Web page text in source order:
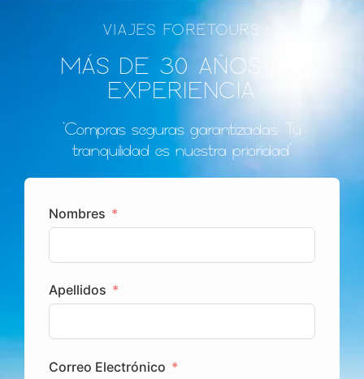
VIAJES FORETOURS
MÁS DE 30 AÑOS DE
EXPERIENCIA
"Compras seguras garantizadas: Tu
tranquilidad es nuestra prioridad"
Nombres
Apellidos
Correo Electrónico